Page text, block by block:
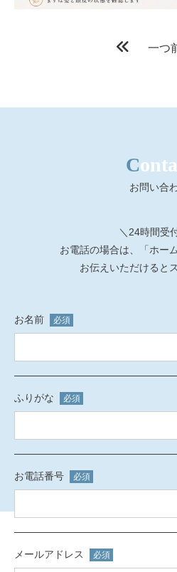
一つ
お問い合
＼24時間受
お電話の場合は、「ホー
お伝えいただけると
お名前 必須
ふりがな 必須
お電話番号 必須
メールアドレス 必須